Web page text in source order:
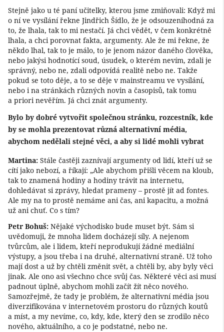
Stejně jako u té paní učitelky, kterou jsme zmiňovali: Když mi
o ní ve vysílání řekne Jindřich Šídlo, že je odsouzeníhodná za
to, že lhala, tak to mi nestačí. Já chci vědět, v čem konkrétně
lhala, a chci porovnat fakta, argumenty. Ale že mi řekne, že
někdo lhal, tak to je málo, to je jenom názor daného člověka,
nebo jakýsi hodnotící soud, úsudek, o kterém nevím, zdali je
správný, nebo ne, zdali odpovídá realitě nebo ne. Takže
pokud se toto děje, a to se děje v mainstreamu ve vysílání,
nebo i na stránkách různých novin a časopisů, tak tomu
a priori nevěřím. Já chci znát argumenty.
Bylo by dobré vytvořit společnou stránku, rozcestník, kde
by se mohla prezentovat různá alternativní média,
abychom nedělali stejné věci, a aby si lidé mohli vybrat
Martina: Stále častěji zaznívají argumenty od lidí, kteří už se
cítí jako nebozí, a říkají: „Ale abychom přišli věcem na kloub,
tak to znamená hodiny a hodiny trávit na internetu,
dohledávat si zprávy, hledat prameny – prostě jít ad fontes.
Ale my na to prostě nemáme ani čas, ani kapacitu, a možná
už ani chuť. Co s tím?
Petr Bohuš: Nějaké východisko bude muset být. Sám si
uvědomuji, že mnoha lidem docházejí síly. A nejenom
tvůrcům, ale i lidem, kteří neprodukují žádné mediální
výstupy, a jsou třeba i na druhé, alternativní straně. Už toho
mají dost a už by chtěli změnit svět, a chtěli by, aby byly věci
jinak. Ale ono asi všechno chce svůj čas. Některé věci asi musí
padnout úplně, abychom mohli začít žít něco nového.
Samozřejmě, že tady je problém, že alternativní média jsou
diverzifikována v internetovém prostoru do různých koutů
a míst, a my nevíme, co, kdy, kde, který den se zrodilo něco
nového, aktuálního, a co je podstatné, nebo ne.